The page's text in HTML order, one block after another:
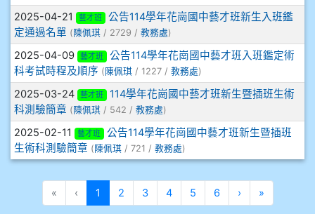
910呂芃澔
910溫婕伶
911王祉傑
911張 婷
912彭子宸
914王苡澄
2025-04-21 藝才班
公告114學年花崗國中藝才班新生入班鑑
定通過名單 ( 陳佩琪 / 2729 / 教務處)
2025-04-09 藝才班
公告114學年花崗國中藝才班入班鑑定術
科考試時程及順序 (陳佩琪 / 1227 / 教務處)
2025-03-24 藝才班
114學年花崗國中藝才班新生暨插班生術
科測驗簡章 ( 陳佩琪 / 542 / 教務處)
2025-02-11 藝才班
公告114學年花崗國中藝才班新生暨插班
生術科測驗簡章 (陳佩琪 / 721 / 教務處)
« ‹ 1 (目前頁次)
2 3 4 5 6 ›下一頁
»最後頁